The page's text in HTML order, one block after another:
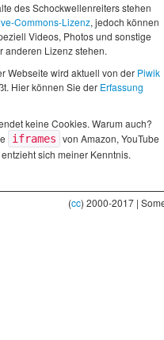
des Schockwellenreiters stehen
Commons-Lizenz, jedoch können
Videos, Photos und sonstige
anderen Lizenz stehen.
Webseite wird aktuell von der Piwik
Hier können Sie der Erfassung
keine Cookies. Warum auch?
iframes von Amazon, YouTube
sich meiner Kenntnis.
(cc) 2000-2017 |